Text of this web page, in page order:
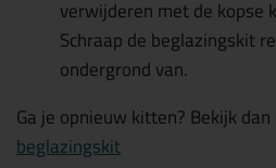
verwijderen met de kopse
Schraap de beglazingskit
ondergrond van.
Ga je opnieuw kitten? Bekijk
beglazingskit